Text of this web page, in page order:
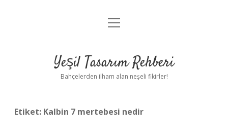
Anasayfa
Yasal Uyarı
menüyü
Yeşil Tasarım Rehberi
Bahçelerden ilham alan neşeli fikirler!
Etiket: Kalbin 7 mertebesi nedir